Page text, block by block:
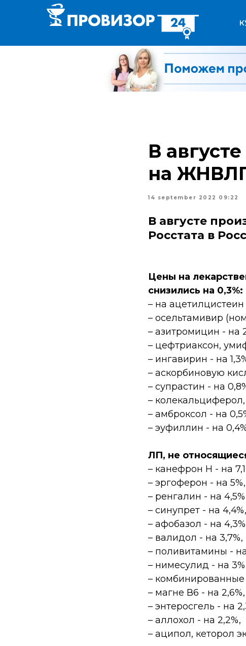
В
на
14 september 2022 09:22
В августе
Росстата в
Цены на
снизились на 0,3%:
– на
– осельтамивир
– азитромицин - на
– цефтриаксон,
– ингавирин - на
– аскорбиновую
– супрастин - на
–
– амброксол - на
– эуфиллин - на
ЛП, не
– канефрон Н - на
– эргоферон - на 5%,
– ренгалин - на
– синупрет - на 4,4%,
– афобазол - на
– валидол - на 3,7%,
– поливитамины -
– нимесулид - на
– комбинированные
– магне В6 - на 2,6%,
– энтеросгель - на
– аллохол - на 2,2%,
– аципол, кеторол